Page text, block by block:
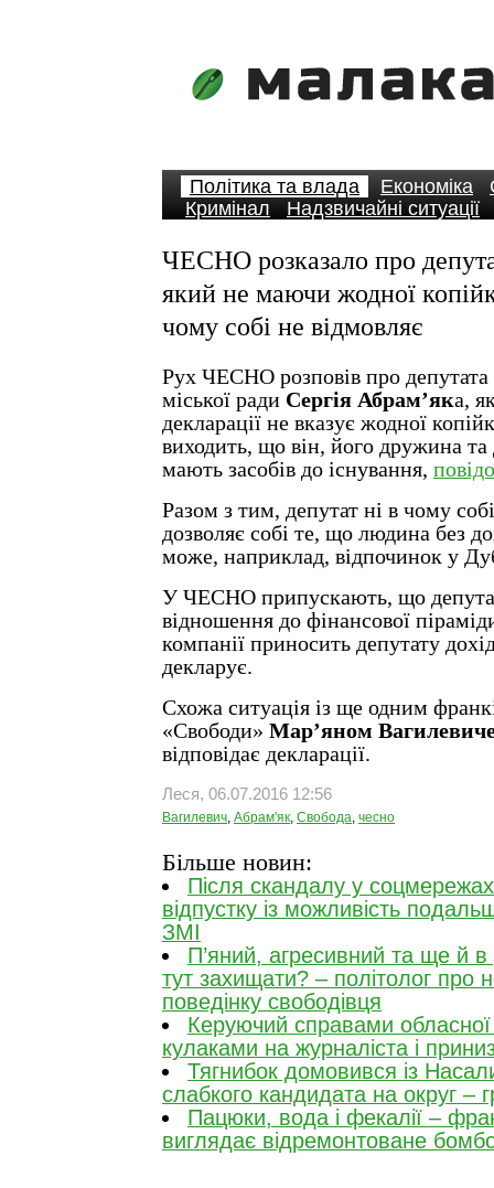
Політика та влада Економіка
Кримінал
Надзвичайні ситуації
ЧЕСНО розказало про
який не маючи жодної
чому собі не відмовляє
Рух ЧЕСНО розповів про депутата
міської ради Сергія Абрам’яка,
декларації не вказує жодної
виходить, що він, його дружина та
мають засобів до існування,
Разом з тим, депутат ні в чому
дозволяє собі те, що людина без
може, наприклад, відпочинок у
У ЧЕСНО припускають, що
відношення до фінансової
компанії приносить депутату
декларує.
Схожа ситуація із ще одним
«Свободи» Мар’яном
відповідає декларації.
Леся, 06.07.2016 12:56
Вагилевич, Абрам'як, Свобода, чесно
Більше новин:
Після скандалу у
відпустку із можливість
ЗМІ
П’яний, агресивний та ще й в
тут захищати? – політолог про
поведінку свободівця
Керуючий справами
кулаками на журналіста і
Тягнибок домовився із
слабкого кандидата на округ –
Пацюки, вода і фекалії –
виглядає відремонтоване